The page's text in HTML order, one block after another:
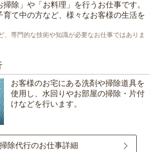
掃除 」や「 お料理 」を行うお仕事です。
育て中の方など、様々なお客様の生活を
、専門的な技術や知識が必要なお仕事ではありま
お客様のお宅にある洗剤や掃除道具を
使用し、水回りやお部屋の掃除・片付
けなどを行います。
除代行のお仕事詳細